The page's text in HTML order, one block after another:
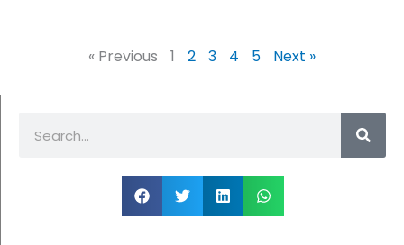
« Previous 1 2 3 4 5 Next »